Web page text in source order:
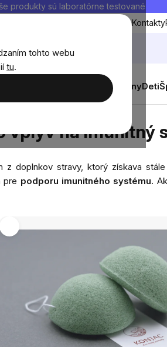
tohto webu
tu.
produkty sú laboratórne testované
Doprava a platbaKontakty
Muži ŽenyDeti
imunitný systém
vplyv na imunitný
z doplnkov stravy, ktorý získava
pre podporu imunitného systému.